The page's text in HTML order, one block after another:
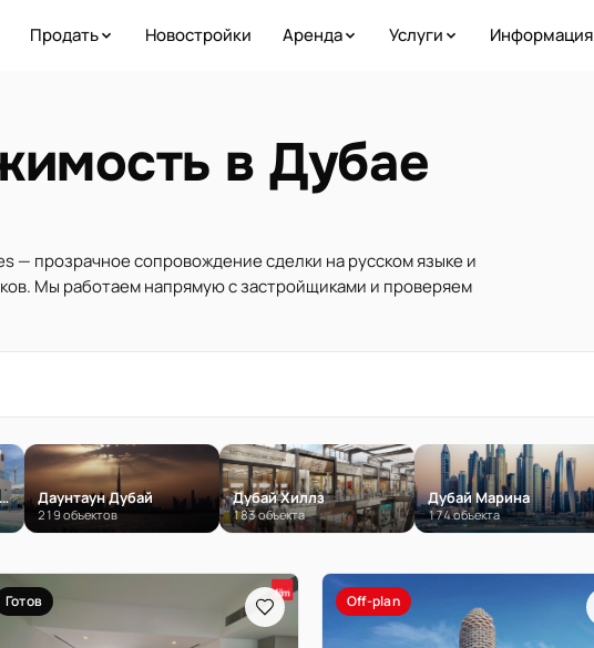
Продать Новостройки Аренда Услуги Информация
в Дубае
— прозрачное сопровождение сделки на русском языке и
Мы работаем напрямую с застройщиками и проверяем
Джумейра Виллидж Серкл (JVC) Даунтаун Дубай
219 объектов
Дубай Хиллз
183 объекта
Дубай Марина
174 объекта
Готов Off-plan